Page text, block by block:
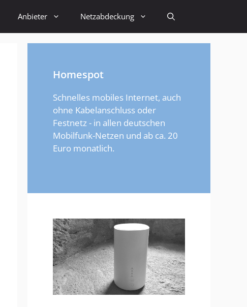
Anbieter Netzabdeckung
Homespot
Schnelles mobiles Internet, auch
ohne Kabelanschluss oder
Festnetz - in allen deutschen
Mobilfunk-Netzen und ab ca. 20
Euro monatlich.